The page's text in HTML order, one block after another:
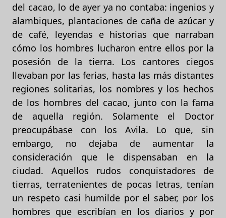
del cacao, lo de ayer ya no contaba: ingenios y
alambiques, plantaciones de caña de azúcar y
de café, leyendas e historias que narraban
cómo los hombres lucharon entre ellos por la
posesión de la tierra. Los cantores ciegos
llevaban por las ferias, hasta las más distantes
regiones solitarias, los nombres y los hechos
de los hombres del cacao, junto con la fama
de aquella región. Solamente el Doctor
preocupábase con los Avila. Lo que, sin
embargo, no dejaba de aumentar la
consideración que le dispensaban en la
ciudad. Aquellos rudos conquistadores de
tierras, terratenientes de pocas letras, tenían
un respeto casi humilde por el saber, por los
hombres que escribían en los diarios y por